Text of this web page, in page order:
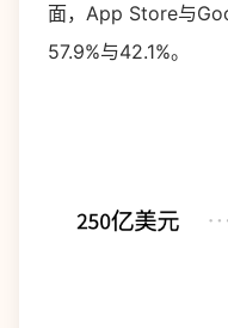
面，App Store与
57.9%与42.1%。